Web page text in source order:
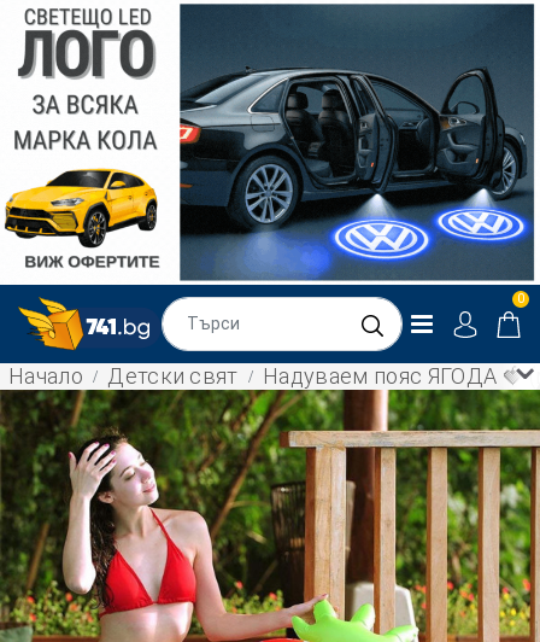
0
Начало Детски свят Надуваем пояс ЯГОДА 🍓